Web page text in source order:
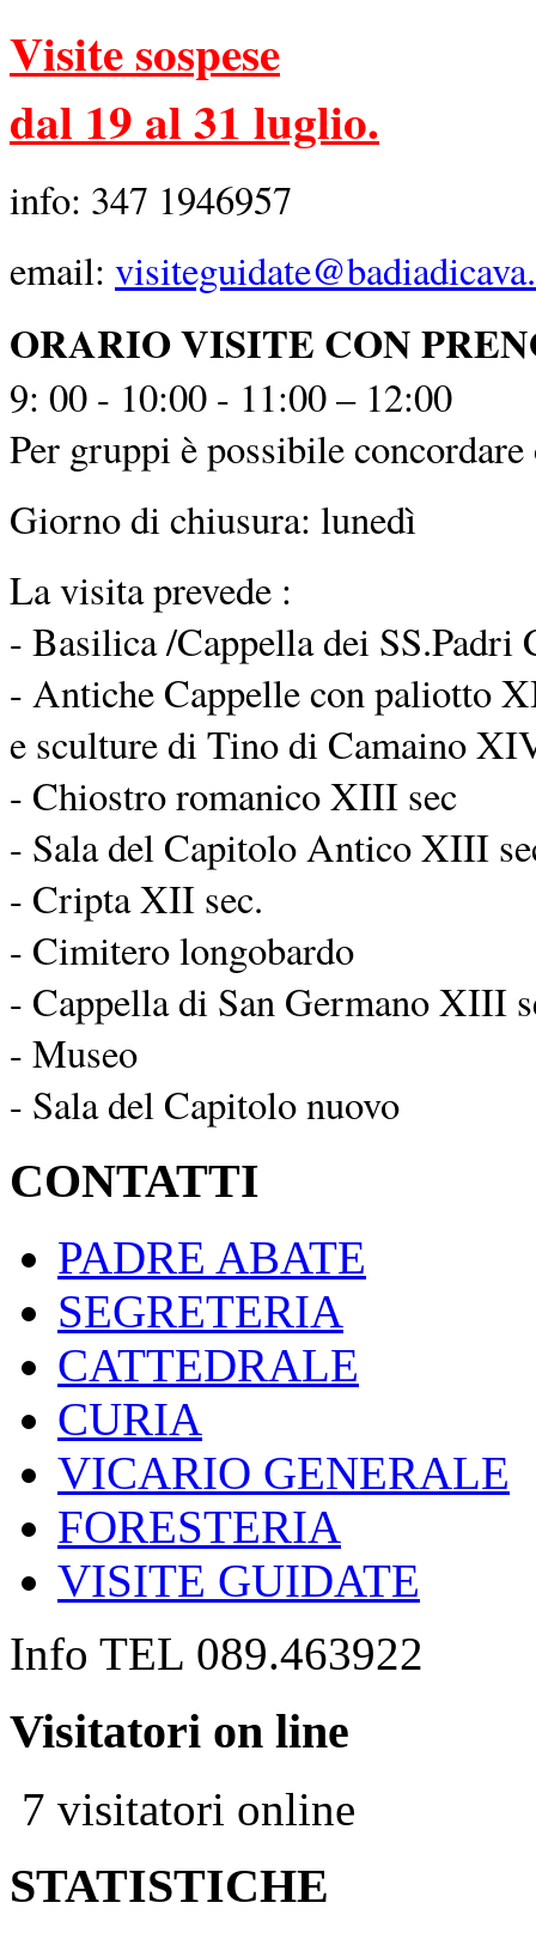
Visite sospese
dal 19 al 31 luglio.
info: 347 1946957
email:
ORARIO VISITE CON
9: 00 - 10:00 - 11:00 – 12:00
Per gruppi è possibile
Giorno di chiusura: lunedì
La visita prevede :
- Basilica /Cappella dei
- Antiche Cappelle con paliotto
e sculture di Tino di Camaino
- Chiostro romanico XIII sec
- Sala del Capitolo Antico XIII
- Cripta XII sec.
- Cimitero longobardo
- Cappella di San Germano XIII
- Museo
- Sala del Capitolo nuovo
CONTATTI
PADRE ABATE
SEGRETERIA
CATTEDRALE
CURIA
VICARIO GENERALE
FORESTERIA
VISITE GUIDATE
Info TEL 089.463922
Visitatori on line
7 visitatori online
STATISTICHE